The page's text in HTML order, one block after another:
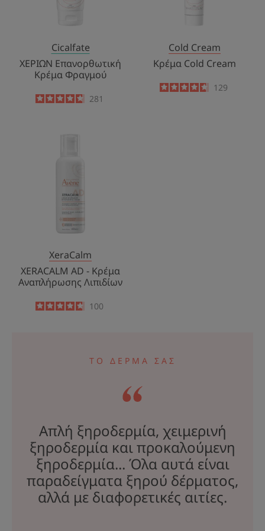
Cicalfate
ΧΕΡΙΩΝ Επανορθωτική
Κρέμα Φραγμού
4.8
/5
281
Cold Cream
Κρέμα Cold Cream
4.6
/5129
Αναπλήρωσης
Λιπιδίων
XeraCalm
XERACALM AD - Κρέμα
Αναπλήρωσης Λιπιδίων
4.7
/5100
ΤΟ ΔΕΡΜΑ ΣΑΣ
Απλή ξηροδερμία, χειμερινή
ξηροδερμία και προκαλούμενη
ξηροδερμία... Όλα αυτά είναι
παραδείγματα ξηρού δέρματος,
αλλά με διαφορετικές αιτίες.